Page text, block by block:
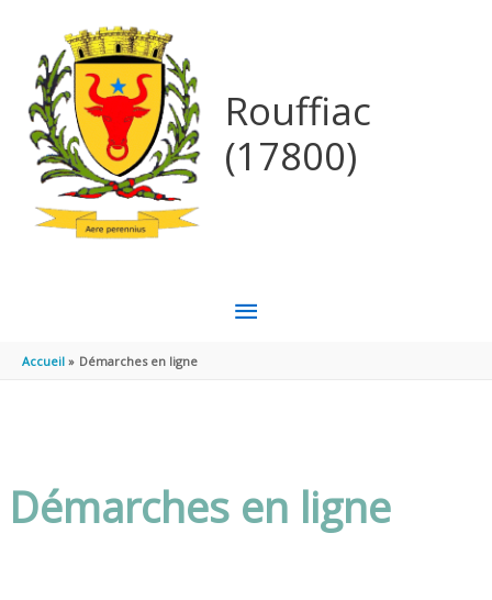
Rouffiac
(17800)
MENU
Accueil Démarches en ligne
Démarches en ligne